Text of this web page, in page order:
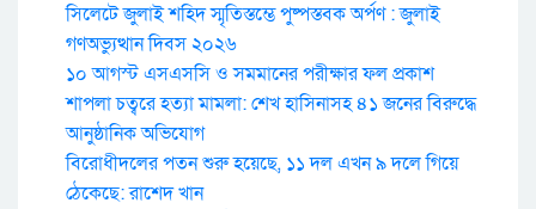
সিলেটে জুলাই শহিদ স্মৃতিস্তম্ভে পুষ্পস্তবক অর্পণ : জুলাই
গণঅভ্যুত্থান দিবস ২০২৬
১০ আগস্ট এসএসসি ও সমমানের পরীক্ষার ফল প্রকাশ
শাপলা চত্বরে হত্যা মামলা: শেখ হাসিনাসহ ৪১ জনের বিরুদ্ধে
আনুষ্ঠানিক অভিযোগ
বিরোধীদলের পতন শুরু হয়েছে, ১১ দল এখন ৯ দলে গিয়ে
ঠেকেছে: রাশেদ খান